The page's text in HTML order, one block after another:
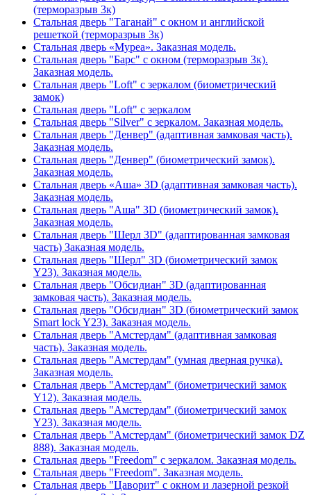
(терморазрыв 3к)
Стальная дверь "Таганай" с окном и английской
решеткой (терморазрыв 3к)
Стальная дверь «Муреа». Заказная модель.
Стальная дверь "Барс" с окном (терморазрыв 3к).
Заказная модель.
Стальная дверь "Loft" с зеркалом (биометрический
замок)
Стальная дверь "Loft" с зеркалом
Стальная дверь "Silver" с зеркалом. Заказная модель.
Стальная дверь "Денвер" (адаптивная замковая часть).
Заказная модель.
Стальная дверь "Денвер" (биометрический замок).
Заказная модель.
Стальная дверь «Аша» 3D (адаптивная замковая часть).
Заказная модель.
Стальная дверь "Аша" 3D (биометрический замок).
Заказная модель.
Стальная дверь "Шерл 3D" (адаптированная замковая
часть) Заказная модель.
Стальная дверь "Шерл" 3D (биометрический замок
Y23). Заказная модель.
Стальная дверь "Обсидиан" 3D (адаптированная
замковая часть). Заказная модель.
Стальная дверь "Обсидиан" 3D (биометрический замок
Smart lock Y23). Заказная модель.
Стальная дверь "Амстердам" (адаптивная замковая
часть). Заказная модель.
Стальная дверь "Амстердам" (умная дверная ручка).
Заказная модель.
Стальная дверь "Амстердам" (биометрический замок
Y12). Заказная модель.
Стальная дверь "Амстердам" (биометрический замок
Y23). Заказная модель.
Стальная дверь "Амстердам" (биометрический замок DZ
888). Заказная модель.
Стальная дверь "Freedom" с зеркалом. Заказная модель.
Стальная дверь "Freedom". Заказная модель.
Стальная дверь "Цаворит" с окном и лазерной резкой